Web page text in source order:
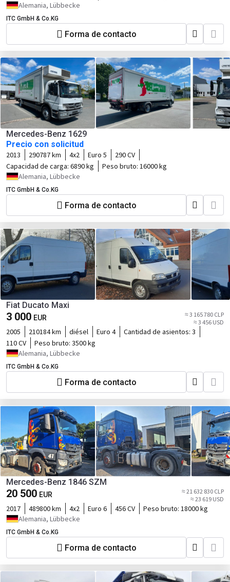
Alemania, Lübbecke
ITC GmbH & Co.KG
Forma de contacto
Mercedes-Benz 1629
Precio con solicitud
2013 290787 km 4x2 Euro 5
290 CV
Capacidad de carga: 6890 kg Peso bruto: 16000 kg
Alemania, Lübbecke
ITC GmbH & Co.KG
Forma de contacto
Fiat Ducato Maxi
3 000 EUR
≈ 3 165 780 CLP
≈ 3 456 USD
2005 210184 km diésel Euro 4 Cantidad de asientos: 3
110 CV
Peso bruto: 3500 kg
Alemania, Lübbecke
ITC GmbH & Co.KG
Forma de contacto
Mercedes-Benz 1846 SZM
20 500 EUR
≈ 21 632 830 CLP
≈ 23 619 USD
2017 489800 km 4x2 Euro 6 456 CV Peso bruto: 18000 kg
Alemania, Lübbecke
ITC GmbH & Co.KG
Forma de contacto